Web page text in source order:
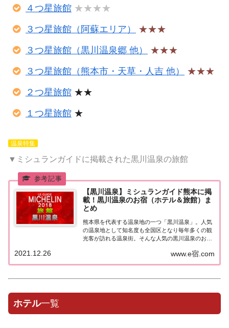
４つ星旅館 ★★★★
３つ星旅館（阿蘇エリア） ★★★
３つ星旅館（黒川温泉郷 他） ★★★
３つ星旅館（熊本市・天草・人吉 他） ★★★
２つ星旅館 ★★
１つ星旅館 ★
温泉特集
▼ミシュランガイドに掲載された黒川温泉の旅館
【黒川温泉】ミシュランガイド熊本に掲
載！黒川温泉のお宿（ホテル＆旅館）ま
とめ
熊本県を代表する温泉地の一つ「黒川温泉」。人気
の温泉地として知名度も全国区となり毎年多くの観
光客が訪れる温泉街。そんな人気の黒川温泉のお宿
に掲載されたお宿はどこなのか？気になったのでま
とめてみました。ミシュランガイド熊本に掲載さ
www.e宿.com
2021.12.26
ホテル一覧